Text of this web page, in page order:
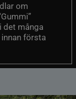
om
det många
första